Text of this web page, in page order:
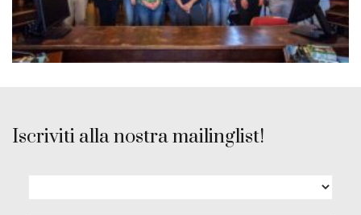
Iscriviti alla nostra mailinglist!